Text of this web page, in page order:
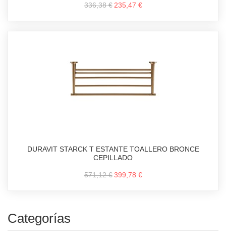
336,38 € 235,47 €
DURAVIT STARCK T ESTANTE TOALLERO BRONCE
CEPILLADO
571,12 € 399,78 €
Categorías